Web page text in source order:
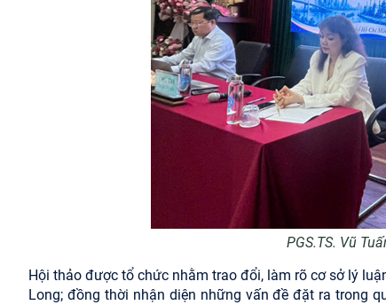
PGS.TS. Vũ
Hội thảo được tổ chức nhằm trao đổi, làm rõ cơ sở lý
Long; đồng thời nhận diện những vấn đề đặt ra trong